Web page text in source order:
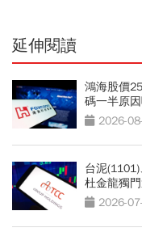
延伸閱讀
鴻海股價
碼一半原
2026-
台泥
杜金龍獨
2026-